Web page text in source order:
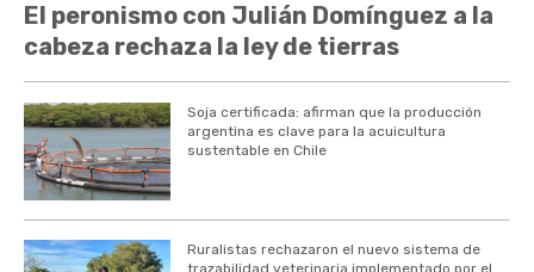
El peronismo con Julián Domínguez a la
cabeza rechaza la ley de tierras
Soja certificada: afirman que la producción
argentina es clave para la acuicultura
sustentable en Chile
Ruralistas rechazaron el nuevo sistema de